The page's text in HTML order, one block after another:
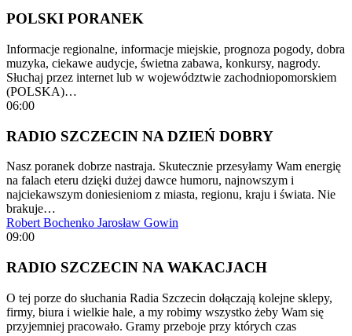
POLSKI PORANEK
Informacje regionalne, informacje miejskie, prognoza pogody, dobra
muzyka, ciekawe audycje, świetna zabawa, konkursy, nagrody.
Słuchaj przez internet lub w województwie zachodniopomorskiem
(POLSKA)…
06:00
RADIO SZCZECIN NA DZIEŃ DOBRY
Nasz poranek dobrze nastraja. Skutecznie przesyłamy Wam energię
na falach eteru dzięki dużej dawce humoru, najnowszym i
najciekawszym doniesieniom z miasta, regionu, kraju i świata. Nie
brakuje…
Robert Bochenko Jarosław Gowin
09:00
RADIO SZCZECIN NA WAKACJACH
O tej porze do słuchania Radia Szczecin dołączają kolejne sklepy,
firmy, biura i wielkie hale, a my robimy wszystko żeby Wam się
przyjemniej pracowało. Gramy przeboje przy których czas